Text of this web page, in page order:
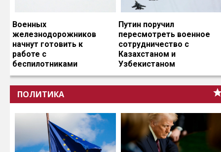
Военных
железнодорожников
начнут готовить к
работе с
беспилотниками
Путин поручил
пересмотреть военное
сотрудничество с
Казахстаном и
Узбекистаном
ПОЛИТИКА